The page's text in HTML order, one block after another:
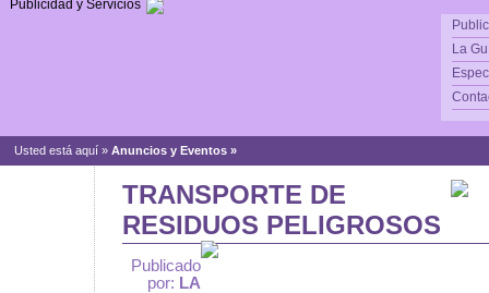
Publicidad y Servicios
La
Usted está aquí » Anuncios y Eventos »
TRANSPORTE DE
RESIDUOS PELIGROSOS
Publicado
por: LA